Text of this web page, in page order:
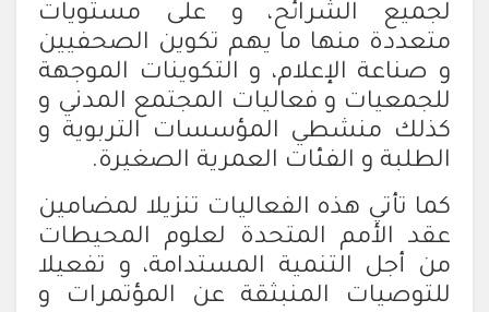
لجميع الشرائح، و على مستويات
متعددة منها ما يهم تكوين الصحفيين
و صناعة الإعلام، و التكوينات الموجهة
للجمعيات و فعاليات المجتمع المدني و
كذلك منشطي المؤسسات التربوية و
الطلبة و الفئات العمرية الصغيرة.
كما تأتي هذه الفعاليات تنزيلا لمضامين
عقد الأمم المتحدة لعلوم المحيطات
من أجل التنمية المستدامة، و تفعيلا
للتوصيات المنبثقة عن المؤتمرات و